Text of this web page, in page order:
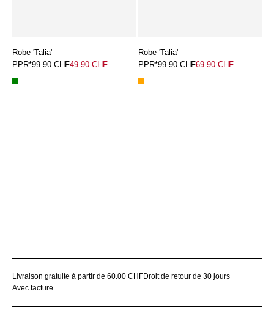
Robe 'Talia'
PPR*99.90 CHF49.90 CHF
Robe 'Talia'
PPR*99.90 CHF69.90 CHF
Livraison gratuite à partir de 60.00 CHFDroit de retour de 30 jours
Avec facture